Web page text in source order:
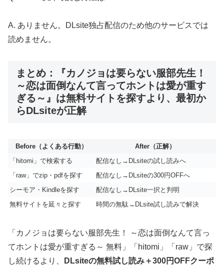
A. ありません。DLsite独占配信のため他のサービスでは
読めません。
まとめ：『カノジョは要らない服部先生！
～恋は面倒なんて言ってホントは愛が重す
ぎる～』は無料サイトを探すより、最初か
らDLsiteが正解
Before（よくある行動）
After（正解）
「hitomi」で検索する
配信なし→DLsiteの試し読みへ
「raw」でzip・pdfを探す
配信なし→DLsiteの300円OFFへ
シーモア・Kindleを探す
配信なし→DLsite一択と判明
無料サイトを延々と探す
時間の無駄→DLsite試し読みで解決
「カノジョは要らない服部先生！ ～恋は面倒なんて言っ
てホントは愛が重すぎる～ 無料」「hitomi」「raw」で探
し続けるより、
DLsiteの無料試し読み＋300円OFFクーポ